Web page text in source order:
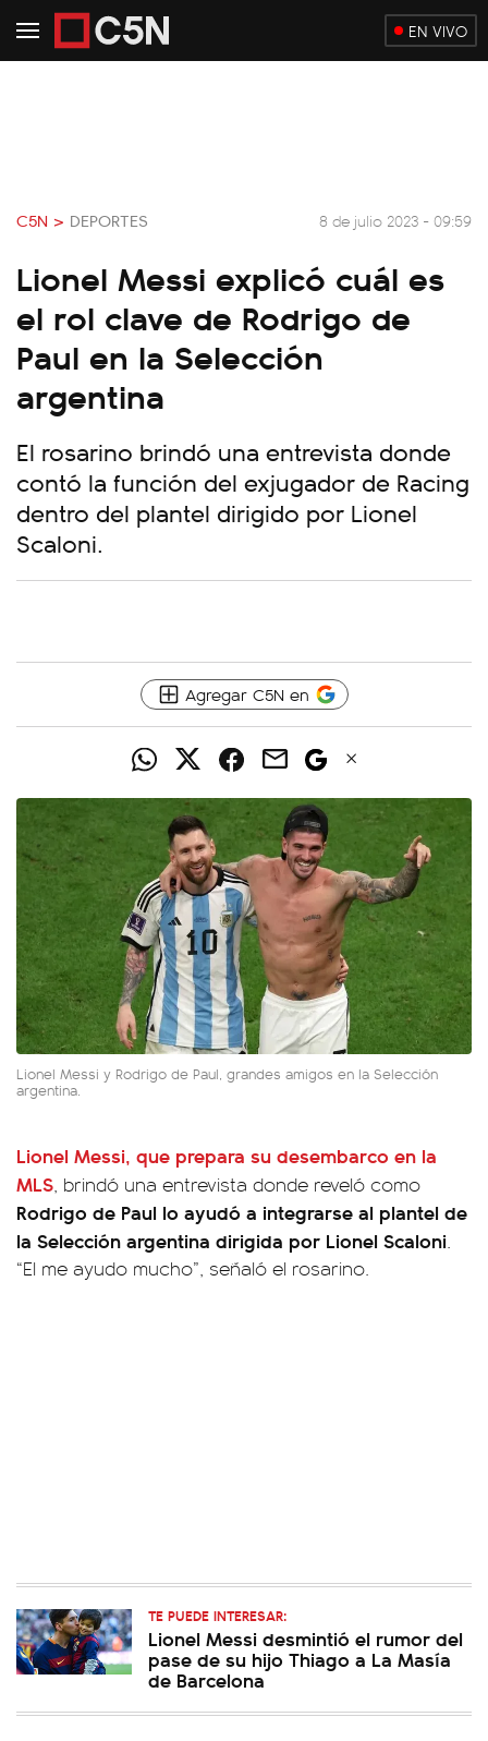
EN VIVO
C5N > DEPORTES 8 de julio 2023 - 09:59
Lionel Messi explicó cuál es
el rol clave de Rodrigo de
Paul en la Selección
argentina
El rosarino brindó una entrevista donde
contó la función del exjugador de Racing
dentro del plantel dirigido por Lionel
Scaloni.
Agregar C5N en
Lionel Messi y Rodrigo de Paul, grandes amigos en la Selección
argentina.
Lionel Messi, que prepara su desembarco en la
MLS, brindó una entrevista donde reveló como
Rodrigo de Paul lo ayudó a integrarse al plantel de
la Selección argentina dirigida por Lionel Scaloni.
“El me ayudo mucho”, señaló el rosarino.
TE PUEDE INTERESAR:
Lionel Messi desmintió el rumor del
pase de su hijo Thiago a La Masía
de Barcelona